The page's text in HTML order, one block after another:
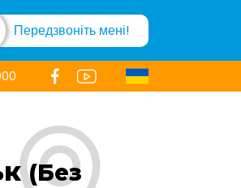
Передзвоніть мені!
(Без